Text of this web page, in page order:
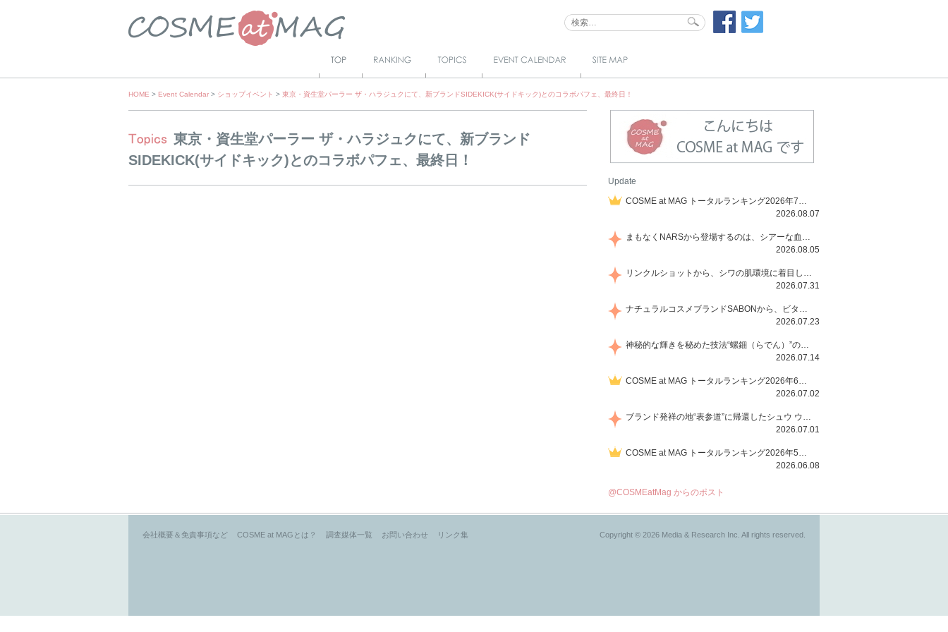
ップ
Skip
HOME > Event Calendar > ショップイベント > 東京・資生堂パーラー ザ・ハラジュクにて、新ブランドSIDEKICK(サイドキック)とのコラボパフェ、最終日！
東京・資生堂パーラー ザ・ハラジュクにて、新ブランド
SIDEKICK(サイドキック)とのコラボパフェ、最終日！
Update
COSME at MAG トータルランキング2026年7月号
2026.08.07
まもなくNARSから登場するのは、シアーな血色感と高揚感が魅力の新作リキッドブラッシュ「インセイシャブル リキッドブラッシュ」と、ゴールデンアワーに染まる空にインスピレーションを得た「アフターグロー リップシャイン」の新色！夏をハックして！
2026.08.05
リンクルショットから、シワの肌環境に着目した初のローションとナイトクリームが登場！デイリーケアで、シワ特有の肌環境を改善し、シワが目立たない肌へと導きます。
2026.07.31
ナチュラルコスメブランドSABONから、ビタミンC配合のビタミンスムージーマスク「ラディアンスマスク」と、ペパーミントにオーガニックハーブを凝縮したジェルの涼感トリートメント美容液「スカルプセラム リフレッシング」が登場！日々のデイリーケアで、過酷な猛暑で疲れた肌や頭皮をサポート、心地よくリフレッシュし、優しく肌を整えます。
2026.07.23
神秘的な輝きを秘めた技法“螺鈿（らでん）”の多彩で多様な煌めきに着想を得たSUQQUの2026 秋 カラーコレクションから登場するのは、艶然と輝くアイシャドウや偏光パールを配したフェイスカラー、繊細なパールの煌めくネイル、そしてそれらを際立てる“朧げな艶”を秘めた新リクイドリップ「ブラー リクイド リップ」。強さを秘めたまろやかな洗練の表情に。
2026.07.14
COSME at MAG トータルランキング2026年6月号
2026.07.02
ブランド発祥の地“表参道”に帰還したシュウ ウエムラから、“骨格美“を叶えるクレヨンタイプのフェイスカラー「スカルプト クレヨン」と、ブランド初のリノベーションで進化した名品アイブロウ「ハード フォーミュラ ハード 10」が登場！
2026.07.01
COSME at MAG トータルランキング2026年5月号
2026.06.08
@COSMEatMag からのポスト
会社概要＆免責事項など COSME at MAGとは？ 調査媒体一覧 お問い合わせ リンク集 Copyright © 2026 Media & Research Inc. All rights reserved.